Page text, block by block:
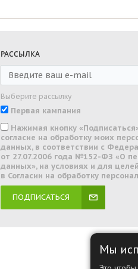
РАССЫЛКА
Выберите рассылку
Первая кампания
Нажимая кнопку
согласие на обработку моих
данных, в соответствии с
от 27.07.2006 года №152-ФЗ «О
данных», на условиях и для
в Согласии на обработку
ПОДПИСАТЬСЯ
Мы